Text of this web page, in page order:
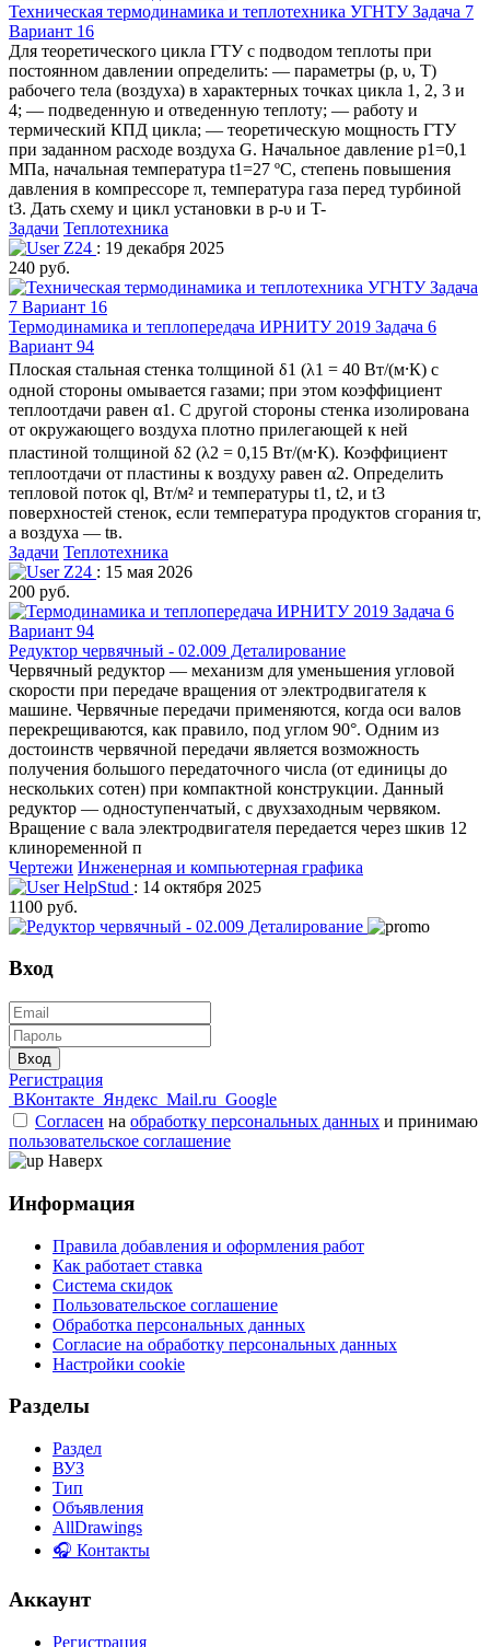
Техническая термодинамика и теплотехника УГНТУ Задача 7
Вариант 16
Для теоретического цикла ГТУ с подводом теплоты при
постоянном давлении определить: — параметры (р, υ, Т)
рабочего тела (воздуха) в характерных точках цикла 1, 2, 3 и
4; — подведенную и отведенную теплоту; — работу и
термический КПД цикла; — теоретическую мощность ГТУ
при заданном расходе воздуха G. Начальное давление р1=0,1
МПа, начальная температура t1=27 ºC, степень повышения
давления в компрессоре π, температура газа перед турбиной
t3. Дать схему и цикл установки в p-υ и T-
Задачи Теплотехника
Z24 : 19 декабря 2025
240 руб.
Термодинамика и теплопередача ИРНИТУ 2019 Задача 6
Вариант 94
Плоская стальная стенка толщиной δ1 (λ1 = 40 Вт/(м⸱К) с
одной стороны омывается газами; при этом коэффициент
теплоотдачи равен α1. С другой стороны стенка изолирована
от окружающего воздуха плотно прилегающей к ней
пластиной толщиной δ2 (λ2 = 0,15 Вт/(м⸱К). Коэффициент
теплоотдачи от пластины к воздуху равен α2. Определить
тепловой поток ql, Вт/м² и температуры t1, t2, и t3
поверхностей стенок, если температура продуктов сгорания tг,
а воздуха — tв.
Задачи Теплотехника
Z24 : 15 мая 2026
200 руб.
Редуктор червячный - 02.009 Деталирование
Червячный редуктор — механизм для уменьшения угловой
скорости при передаче вращения от электродвигателя к
машине. Червячные передачи применяются, когда оси валов
перекрещиваются, как правило, под углом 90°. Одним из
достоинств червячной передачи является возможность
получения большого передаточного числа (от единицы до
нескольких сотен) при компактной конструкции. Данный
редуктор — одноступенчатый, с двухзаходным червяком.
Вращение с вала электродвигателя передается через шкив 12
клиноременной п
Чертежи Инженерная и компьютерная графика
HelpStud : 14 октября 2025
1100 руб.
Вход
Вход
Регистрация
ВКонтакте Яндекс Mail.ru Google
Согласен на обработку персональных данных и принимаю
пользовательское соглашение
Наверх
Информация
Правила добавления и оформления работ
Как работает ставка
Система скидок
Пользовательское соглашение
Обработка персональных данных
Согласие на обработку персональных данных
Настройки cookie
Разделы
Раздел
ВУЗ
Тип
Объявления
AllDrawings
🎧 Контакты
Аккаунт
Регистрация